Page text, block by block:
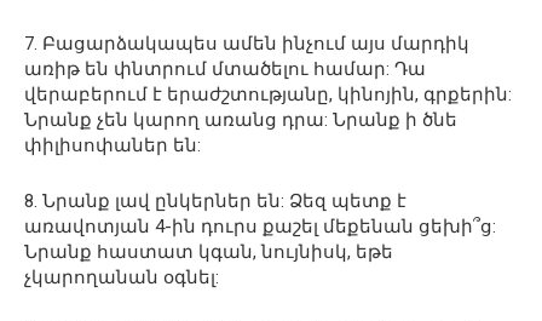
7. Բացարձակապես ամեն ինչում այս մարդիկ
առիթ են փնտրում մտածելու համար: Դա
վերաբերում է երաժշտությանը, կինոյին, գրքերին:
Նրանք չեն կարող առանց դրա: Նրանք ի ծնե
փիլիսոփաներ են:
8. Նրանք լավ ընկերներ են: Ձեզ պետք է
առավոտյան 4-ին դուրս քաշել մեքենան ցեխի՞ց:
Նրանք հաստատ կգան, նույնիսկ, եթե
չկարողանան օգնել: